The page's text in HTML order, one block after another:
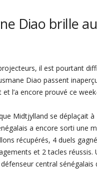
Diao brille au
il est pourtant
Diao passent
l’a encore prouvé ce
Midtjylland se déplaçait à
a encore sorti une
récupérés, 4 duels
et 2 tacles réussis.
central sénégalais